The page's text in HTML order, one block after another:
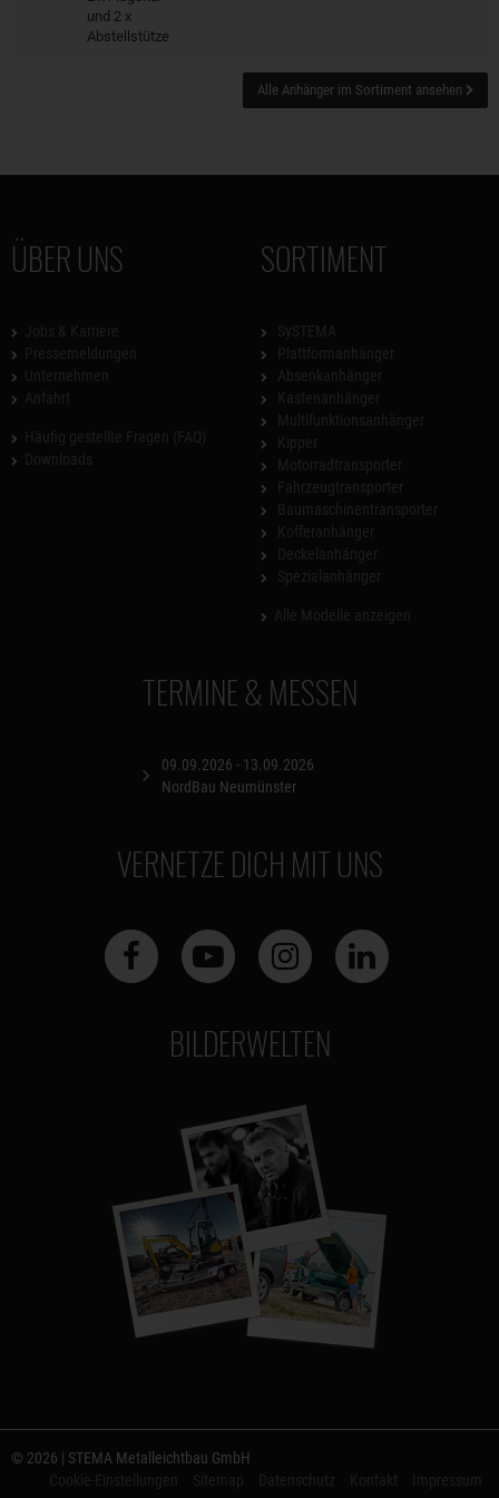
und 2 x
Abstellstütze
Alle Anhänger im Sortiment ansehen
ÜBER UNS SORTIMENT
TERMINE & MESSEN
09.09.2026 - 13.09.2026
NordBau Neumünster
VERNETZE DICH MIT UNS
BILDERWELTEN
© 2026 | STEMA Metalleichtbau GmbH